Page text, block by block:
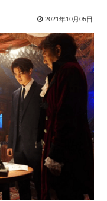
2021年10月05日